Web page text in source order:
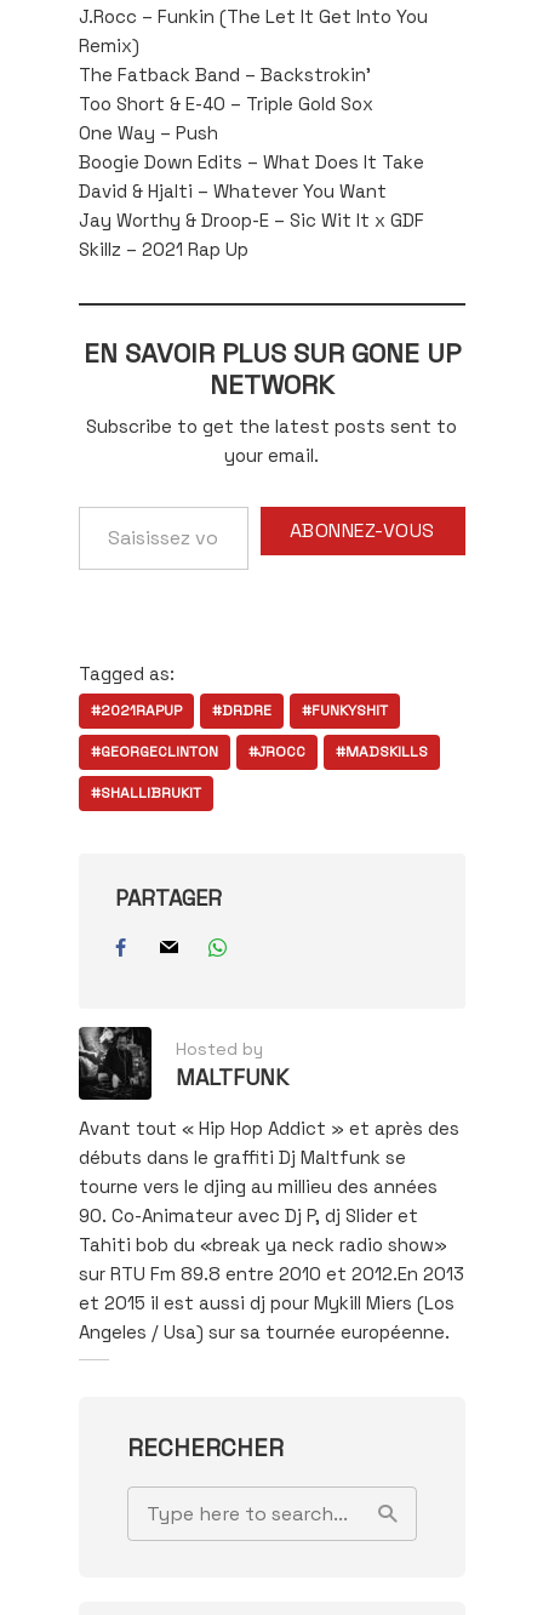
J.Rocc – Funkin (The Let It Get Into You
Remix)
The Fatback Band – Backstrokin’
Too Short & E-40 – Triple Gold Sox
One Way – Push
Boogie Down Edits – What Does It Take
David & Hjalti – Whatever You Want
Jay Worthy & Droop-E – Sic Wit It x GDF
Skillz – 2021 Rap Up
EN SAVOIR PLUS SUR GONE UP
NETWORK
Subscribe to get the latest posts sent to
your email.
votre
adresse
ABONNEZ-VOUS
Tagged as:
#2021RAPUP #DRDRE #FUNKYSHIT
#GEORGECLINTON #JROCC #MADSKILLS
#SHALLIBRUKIT
PARTAGER
Hosted by
MALTFUNK
Avant tout « Hip Hop Addict » et après des
débuts dans le graffiti Dj Maltfunk se
tourne vers le djing au millieu des années
90. Co-Animateur avec Dj P, dj Slider et
Tahiti bob du «break ya neck radio show»
sur RTU Fm 89.8 entre 2010 et 2012.En 2013
et 2015 il est aussi dj pour Mykill Miers (Los
Angeles / Usa) sur sa tournée européenne.
RECHERCHER